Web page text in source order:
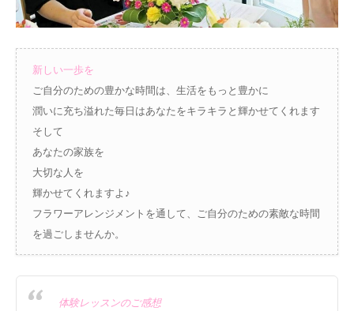
新しい一歩を
ご自分のための豊かな時間は、生活をもっと豊かに
潤いに充ち溢れた毎日はあなたをキラキラと輝かせてくれます
そして
あなたの家族を
大切な人を
輝かせてくれますよ♪
フラワーアレンジメントを通して、ご自分のための素敵な時間
を過ごしませんか。
体験レッスンのご感想